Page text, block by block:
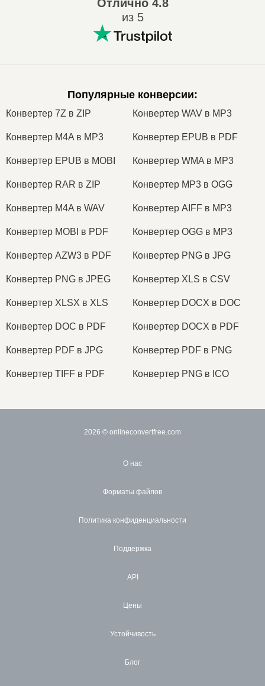
Отлично4.8
из 5
Популярные конверсии:
Конвертер 7Z в ZIP Конвертер WAV в MP3
Конвертер M4A в MP3 Конвертер EPUB в PDF
Конвертер EPUB в MOBI Конвертер WMA в MP3
Конвертер RAR в ZIP Конвертер MP3 в OGG
Конвертер M4A в WAV Конвертер AIFF в MP3
Конвертер MOBI в PDF Конвертер OGG в MP3
Конвертер AZW3 в PDF Конвертер PNG в JPG
Конвертер PNG в JPEG Конвертер XLS в CSV
Конвертер XLSX в XLS Конвертер DOCX в DOC
Конвертер DOC в PDF Конвертер DOCX в PDF
Конвертер PDF в JPG Конвертер PDF в PNG
Конвертер TIFF в PDF Конвертер PNG в ICO
2026 © onlineconvertfree.com
О нас
Форматы файлов
Политика конфиденциальности
Поддержка
API
Цены
Устойчивость
Блог